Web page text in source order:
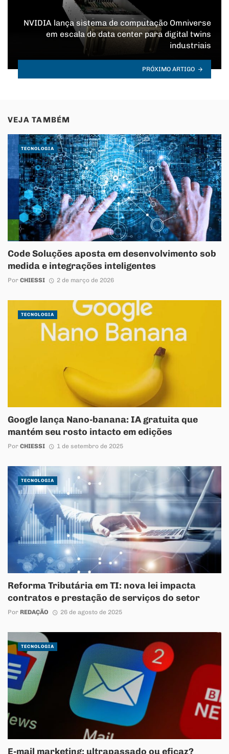
NVIDIA lança sistema de computação Omniverse
em escala de data center para digital twins
industriais
PRÓXIMO ARTIGO
VEJA TAMBÉM
Code Soluções aposta em desenvolvimento sob
medida e integrações inteligentes
Por CHIESSI 2 de março de 2026
TECNOLOGIA
Google lança Nano-banana: IA gratuita que
mantém seu rosto intacto em edições
Por CHIESSI 1 de setembro de 2025
TECNOLOGIA
Reforma Tributária em TI: nova lei impacta
contratos e prestação de serviços do setor
Por REDAÇÃO 26 de agosto de 2025
TECNOLOGIA
E-mail marketing: ultrapassado ou eficaz?
TECNOLOGIA